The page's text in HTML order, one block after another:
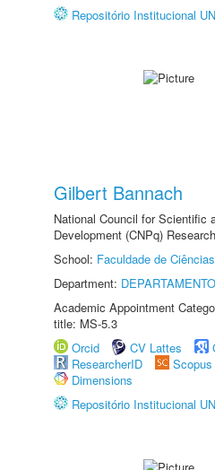
Repositório Institucional
Gilbert Bannach
National Council for Scientific
Development (CNPq)
School: Faculdade de
Department:
Academic Appointment
title: MS-5.3
Orcid
CV Lattes
ResearcherID
Scopus
Dimensions
Repositório Institucional